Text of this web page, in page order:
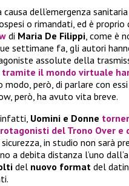
causa dell’emergenza
o rimandati, ed è proprio
di Maria De Filippi, come è
settimane fa, gli autori
assolute della
tramite il mondo virtuale
modo, però, di parlare con
però, ha avuto vita breve.
Uomini e Donne
del Trono Over e
in studio non sarà
a debita distanza l’uno
del nuovo format del